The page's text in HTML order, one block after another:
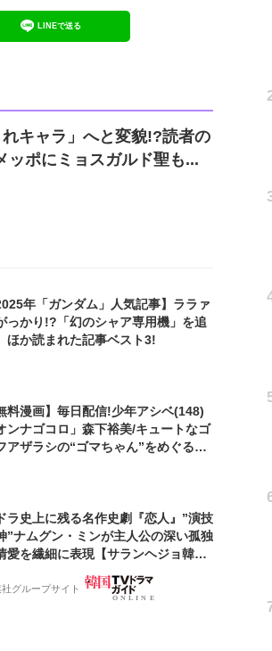
LINEで送る
キャラ」へと変貌!?読者の
覆した「驚異の3人」 ヘルメッポにミョスガルド聖も...
年「ガンダム」人気記事】ララァ
っかり!?「幻のシャア専用機」を追
ほか読まれた記事ベスト3!
料漫画】毎日配信!少年アシベ(148)
ンナゴコロ」森下裕美/キュートなゴ
アザラシの“ゴマちゃん”をめぐる名
ラ史上に残る名作史劇『恋人』”演技
”ナムグン・ミンが主人公の深い孤独
愛を繊細に表現【サランヘジョ韓ド
グループサイト